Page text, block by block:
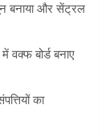
बनाया और सेंट्रल
बोर्ड बनाए
का